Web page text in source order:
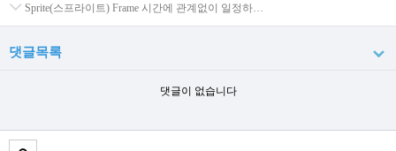
Sprite(스프라이트) Frame 시간에 관계없이 일정하…
댓글목록
댓글이 없습니다